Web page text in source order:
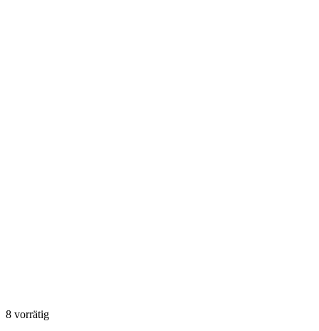
8 vorrätig